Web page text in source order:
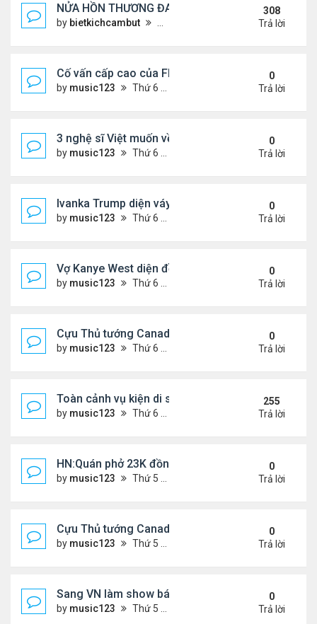
NỬA HỒN THƯƠNG ĐAU..
by bietkichcambut
308
Trả lời
Cố vấn cấp cao của FIFA từ chức để phán đối
by music123 Thứ 6 Tháng 7 31, 2026 7:15 pm
0
Trả lời
3 nghệ sĩ Việt muốn về VN nhưng số phận an bài
by music123 Thứ 6 Tháng 7 31, 2026 6:41 pm
0
Trả lời
Ivanka Trump diện váy hở eo táo bạo, khoe vòng
by music123 Thứ 6 Tháng 7 31, 2026 6:29 pm
0
Trả lời
Vợ Kanye West diện đồ xẻ bạo, dự tiệc ở đảo Ibiza
by music123 Thứ 6 Tháng 7 31, 2026 6:26 pm
0
Trả lời
Cựu Thủ tướng Canada đắm đuối khóa môi Katy
by music123 Thứ 6 Tháng 7 31, 2026 6:20 pm
0
Trả lời
Toàn cảnh vụ kiện di sản CNS VŨ LINH
by music123 Thứ 6 Tháng 1 10, 2025 4:11 pm
255
Trả lời
HN:Quán phở 23K đồng một bát, 7 năm không
by music123 Thứ 5 Tháng 7 30, 2026 7:11 pm
0
Trả lời
Cựu Thủ tướng Canada thoa kem chống nắng
by music123 Thứ 5 Tháng 7 30, 2026 7:04 pm
0
Trả lời
Sang VN làm show bán vé giá "trên trời"
by music123 Thứ 5 Tháng 7 30, 2026 6:51 pm
0
Trả lời